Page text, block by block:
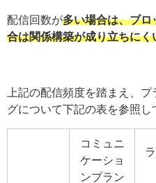
配信回数が多い場合は、ブロ
合は関係構築が成り立ちにく
上記の配信頻度を踏まえ、
グについて下記の表を参照し
コミュニ
ケーショ
ンプラン